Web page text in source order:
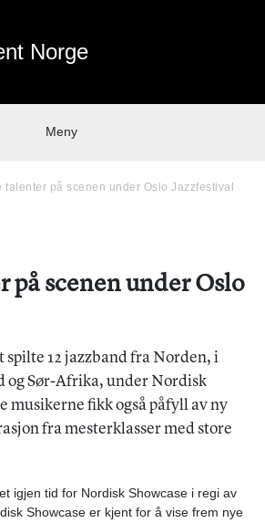
Norge
Meny
talenter på scenen under Oslo Jazzfestival
på scenen under Oslo
spilte 12 jazzband fra Norden, i
og Sør-Afrika, under Nordisk
musikerne fikk også påfyll av ny
fra mesterklasser med store
igjen tid for Nordisk Showcase i regi av
Showcase er kjent for å vise frem nye